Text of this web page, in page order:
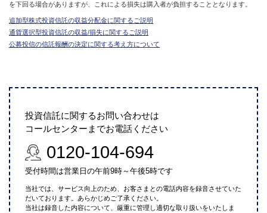
を下回る場合がありますが、これによる損失は購入者が負担することとなります。
追加型株式投資信託の収益分配金に関するご説明
通貨選択型投資信託の収益/損失に関するご説明
公募投信の信託報酬の決定に関する考え方について
投資信託に関するお問い合わせは
コールセンターまでお電話ください
0120-104-694
受付時間は営業日の午前9時～午後5時です
当社では、サービス向上のため、お客さまとの電話内容を録音させていた
だいております。あらかじめご了承ください。
当社は録音した内容について、厳重に管理し適切な取り扱いをいたしま